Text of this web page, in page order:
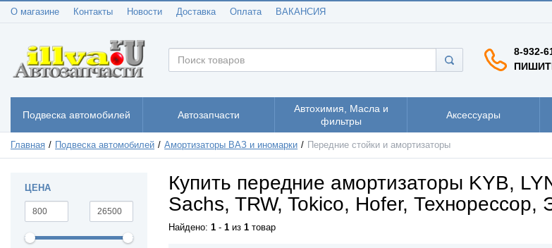
О магазине Контакты Новости Доставка Оплата ВАКАНСИЯ
8-932-
Подвеска автомобилей Автозапчасти
Автохимия, Масла и
фильтры
Аксессуары
Главная Подвеска автомобилей Амортизаторы ВАЗ и иномарки Передние стойки и амортизаторы
ЦЕНА
Renault Kaptur (3)
Renault Koleos (2)
Renault Logan (23)
(Stepway)
Seat ALHAMBRA (1)
Seat ALTEA (1)
Seat CORDOBA
Seat LEON
Купить передние амортизаторы KYB,
Sachs, TRW, Tokico, Hofer, Технорессор,
Найдено: 1 - 1 из 1 товар